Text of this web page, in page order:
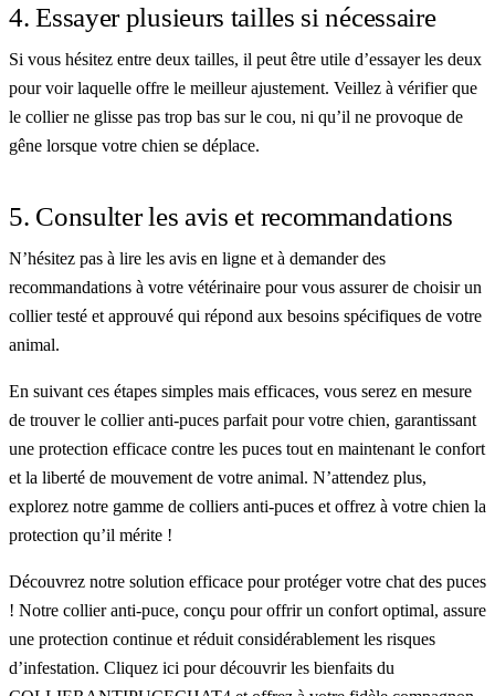
4. Essayer plusieurs tailles si nécessaire
Si vous hésitez entre deux tailles, il peut être utile d’essayer les deux
pour voir laquelle offre le meilleur ajustement. Veillez à vérifier que
le collier ne glisse pas trop bas sur le cou, ni qu’il ne provoque de
gêne lorsque votre chien se déplace.
5. Consulter les avis et recommandations
N’hésitez pas à lire les avis en ligne et à demander des
recommandations à votre vétérinaire pour vous assurer de choisir un
collier testé et approuvé qui répond aux besoins spécifiques de votre
animal.
En suivant ces étapes simples mais efficaces, vous serez en mesure
de trouver le collier anti-puces parfait pour votre chien, garantissant
une protection efficace contre les puces tout en maintenant le confort
et la liberté de mouvement de votre animal. N’attendez plus,
explorez notre gamme de colliers anti-puces et offrez à votre chien la
protection qu’il mérite !
Découvrez notre solution efficace pour protéger votre chat des puces
! Notre collier anti-puce, conçu pour offrir un confort optimal, assure
une protection continue et réduit considérablement les risques
d’infestation. Cliquez ici pour découvrir les bienfaits du